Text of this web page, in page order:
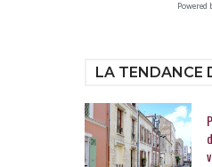
Powered
LA TENDANCE